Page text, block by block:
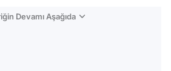
Devamı Aşağıda